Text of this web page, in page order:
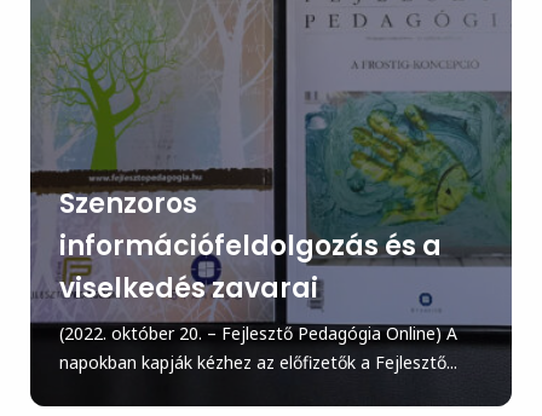
Szenzoros
információfeldolgozás és a
viselkedés zavarai
(2022. október 20. – Fejlesztő Pedagógia Online) A
napokban kapják kézhez az előfizetők a Fejlesztő...